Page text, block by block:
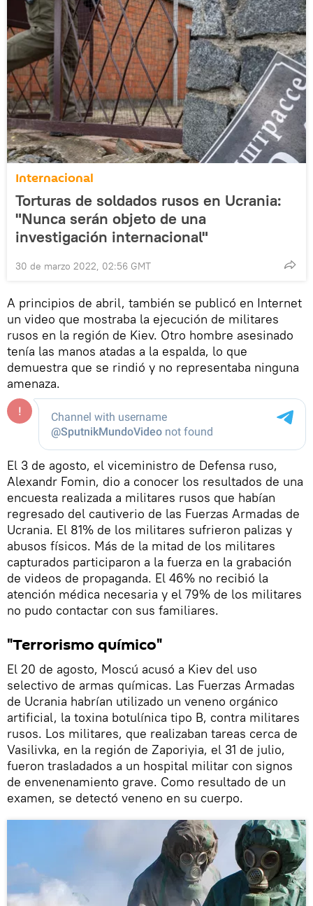
Internacional
Torturas de soldados rusos en Ucrania:
"Nunca serán objeto de una
investigación internacional"
30 de marzo 2022, 02:56 GMT
A principios de abril, también se publicó en Internet
un video que mostraba la ejecución de militares
rusos en la región de Kiev. Otro hombre asesinado
tenía las manos atadas a la espalda, lo que
demuestra que se rindió y no representaba ninguna
amenaza.
El 3 de agosto, el viceministro de Defensa ruso,
Alexandr Fomin, dio a conocer los resultados de una
encuesta realizada a militares rusos que habían
regresado del cautiverio de las Fuerzas Armadas de
Ucrania. El 81% de los militares sufrieron palizas y
abusos físicos. Más de la mitad de los militares
capturados participaron a la fuerza en la grabación
de videos de propaganda. El 46% no recibió la
atención médica necesaria y el 79% de los militares
no pudo contactar con sus familiares.
"Terrorismo químico"
El 20 de agosto, Moscú acusó a Kiev del uso
selectivo de armas químicas. Las Fuerzas Armadas
de Ucrania habrían utilizado un veneno orgánico
artificial, la toxina botulínica tipo B, contra militares
rusos. Los militares, que realizaban tareas cerca de
Vasilivka, en la región de Zaporiyia, el 31 de julio,
fueron trasladados a un hospital militar con signos
de envenenamiento grave. Como resultado de un
examen, se detectó veneno en su cuerpo.